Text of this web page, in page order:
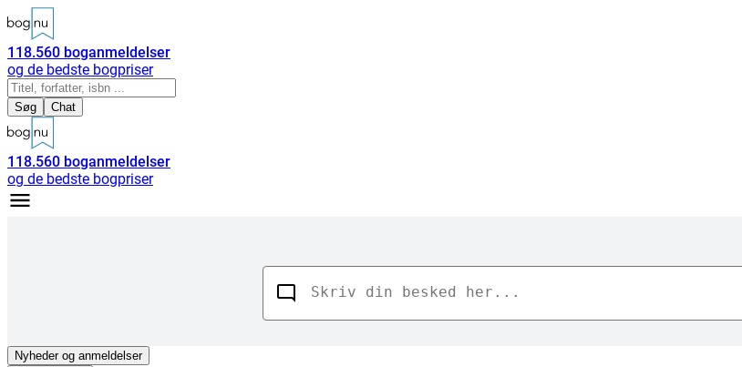
118.560 boganmeldelser
og de bedste bogpriser
Søg Chat
118.560 boganmeldelser
og de bedste bogpriser
Nyhederog anmeldelser